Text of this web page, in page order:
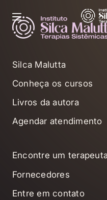
Silca Malutta
Conheça os cursos
Livros da autora
Agendar atendimento
Encontre um
Fornecedores
Entre em contato